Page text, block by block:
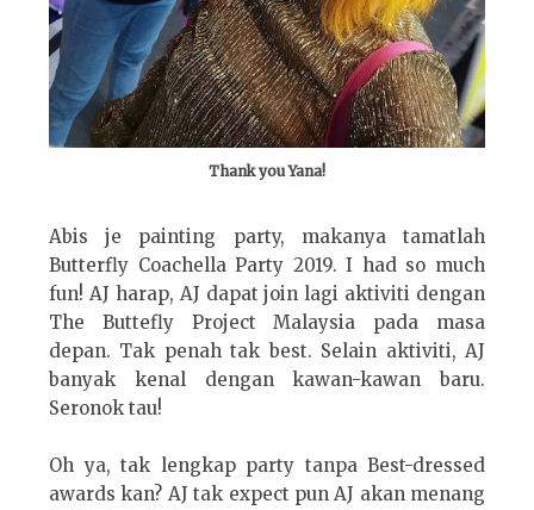
Thank you Yana!
Abis je painting party, makanya tamatlah
Butterfly Coachella Party 2019. I had so much
fun! AJ harap, AJ dapat join lagi aktiviti dengan
The Buttefly Project Malaysia pada masa
depan. Tak penah tak best. Selain aktiviti, AJ
banyak kenal dengan kawan-kawan baru.
Seronok tau!
Oh ya, tak lengkap party tanpa Best-dressed
awards kan? AJ tak expect pun AJ akan menang